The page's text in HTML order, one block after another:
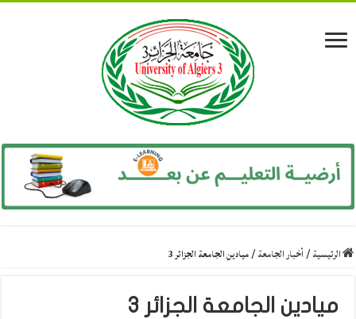
الرئيسية/أخبار الجامعة/ميادين الجامعة الجزائر 3
ميادين الجامعة الجزائر 3